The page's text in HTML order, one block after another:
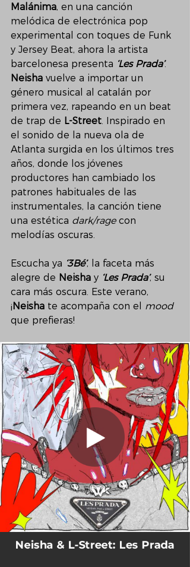
Malánima, en una canción
melódica de electrónica pop
experimental con toques de Funk
y Jersey Beat, ahora la artista
barcelonesa presenta ‘Les Prada’.
Neisha vuelve a importar un
género musical al catalán por
primera vez, rapeando en un beat
de trap de L-Street . Inspirado en
el sonido de la nueva ola de
Atlanta surgida en los últimos tres
años, donde los jóvenes
productores han cambiado los
patrones habituales de las
instrumentales, la canción tiene
una estética dark/rage con
melodías oscuras.
Escucha ya ‘3Bé’, la faceta más
alegre de Neisha y ‘Les Prada’, su
cara más oscura. Este verano,
¡Neisha te acompaña con el
mood
que prefieras!